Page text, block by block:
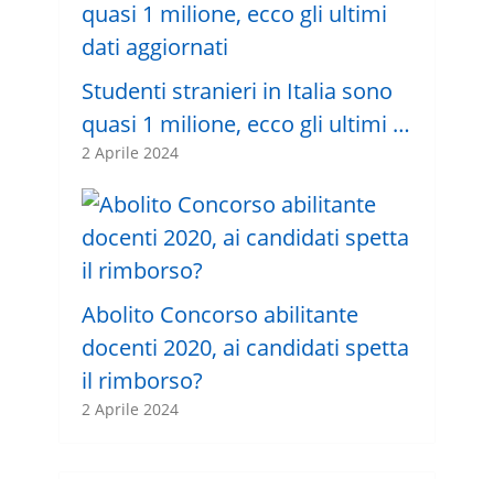
Studenti stranieri in Italia sono
quasi 1 milione, ecco gli ultimi …
2 Aprile 2024
Abolito Concorso abilitante
docenti 2020, ai candidati spetta
il rimborso?
2 Aprile 2024